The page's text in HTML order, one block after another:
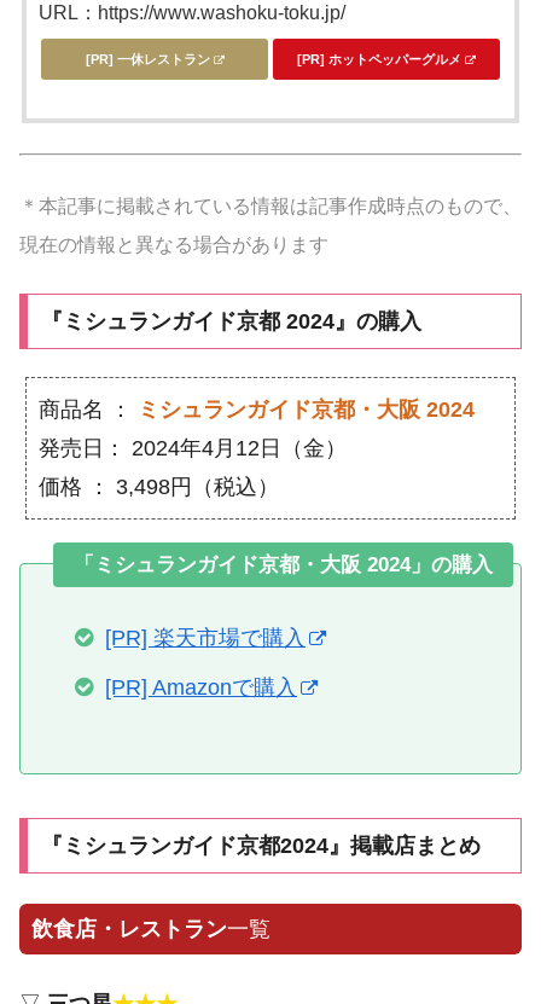
URL：https://www.washoku-toku.jp/
[PR] 一休レストラン [PR] ホットペッパーグルメ
＊本記事に掲載されている情報は記事作成時点のもので、
現在の情報と異なる場合があります
『ミシュランガイド京都 2024』の購入
商品名 ：
ミシュランガイド京都・大阪 2024
発売日： 2024年4月12日（金）
価格 ： 3,498円（税込）
「ミシュランガイド京都・大阪 2024」の購入
[PR] 楽天市場で購入
[PR] Amazonで購入
『ミシュランガイド京都2024』掲載店まとめ
飲食店・レストラン一覧